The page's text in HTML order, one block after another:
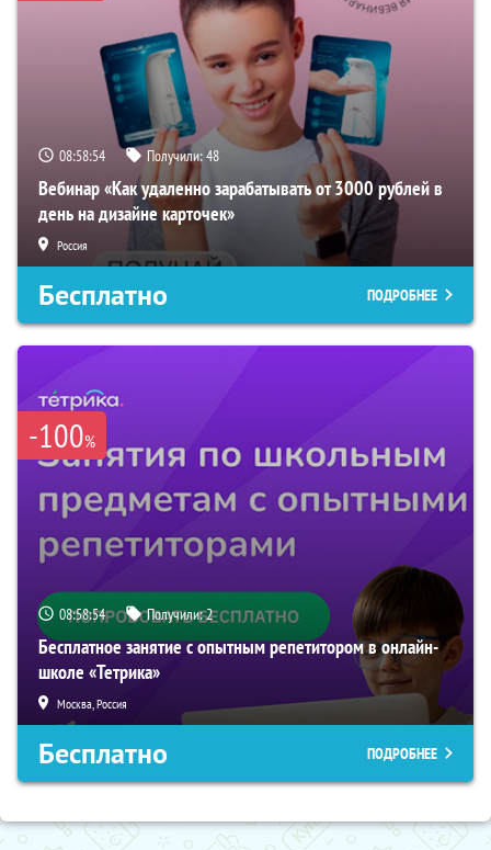
08:58:53 Получили:48
Вебинар «Как удаленно зарабатывать от 3000 рублей в
день на дизайне карточек»
Россия
Бесплатно ПОДРОБНЕЕ
-100%
08:58:53 Получили:2
Бесплатное занятие с опытным репетитором в онлайн-
школе «Тетрика»
Москва, Россия
Бесплатно ПОДРОБНЕЕ